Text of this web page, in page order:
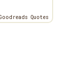
Quotes